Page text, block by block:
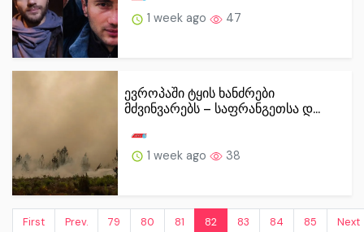
1 week ago 47
ევროპაში ტყის ხანძრები
მძვინვარებს – საფრანგეთსა დ...
1 week ago 38
First Prev. 79 80 81 82 83 84 85 Next